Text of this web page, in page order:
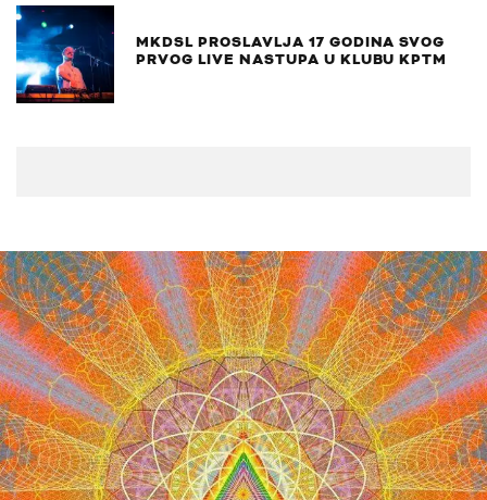
MKDSL PROSLAVLJA 17 GODINA SVOG
PRVOG LIVE NASTUPA U KLUBU KPTM